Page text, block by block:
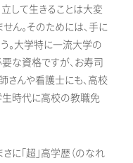
して生きることは大変
ん。そのためには、手に
。大学特に一流大学の
な資格ですが、お寿司
さんや看護士にも、高校
生時代に高校の教職免
に「超」高学歴（のなれ